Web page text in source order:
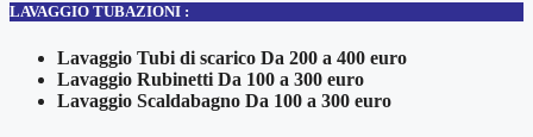
LAVAGGIO TUBAZIONI :
Lavaggio Tubi di scarico Da 200 a 400 euro
Lavaggio Rubinetti Da 100 a 300 euro
Lavaggio Scaldabagno Da 100 a 300 euro